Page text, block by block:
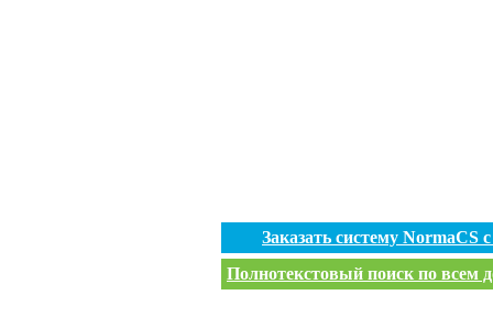
Заказать систему
Полнотекстовый поиск по всем